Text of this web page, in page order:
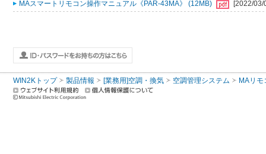
MAスマートリモコン操作マニュアル《PAR-43MA》 (12MB)
[2022/03/
WIN2Kトップ 製品情報 [業務用]空調・換気 空調管理システム MAリモ